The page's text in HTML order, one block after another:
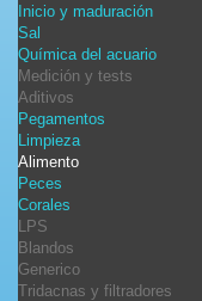
Inicio y maduración
Sal
Química del acuario
Medición y tests
Aditivos
Pegamentos
Limpieza
Alimento
Peces
Corales
LPS
Blandos
Generico
Tridacnas y filtradores